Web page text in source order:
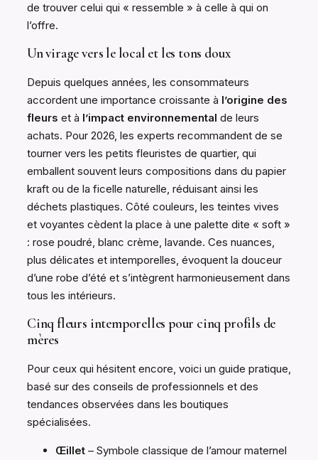
de trouver celui qui « ressemble » à celle à qui on
l’offre.
Un virage vers le local et les tons doux
Depuis quelques années, les consommateurs
accordent une importance croissante à l’origine des
fleurs et à l’impact environnemental de leurs
achats. Pour 2026, les experts recommandent de se
tourner vers les petits fleuristes de quartier, qui
emballent souvent leurs compositions dans du papier
kraft ou de la ficelle naturelle, réduisant ainsi les
déchets plastiques. Côté couleurs, les teintes vives
et voyantes cèdent la place à une palette dite « soft »
: rose poudré, blanc crème, lavande. Ces nuances,
plus délicates et intemporelles, évoquent la douceur
d’une robe d’été et s’intègrent harmonieusement dans
tous les intérieurs.
Cinq fleurs intemporelles pour cinq profils de
mères
Pour ceux qui hésitent encore, voici un guide pratique,
basé sur des conseils de professionnels et des
tendances observées dans les boutiques
spécialisées.
Œillet – Symbole classique de l’amour maternel